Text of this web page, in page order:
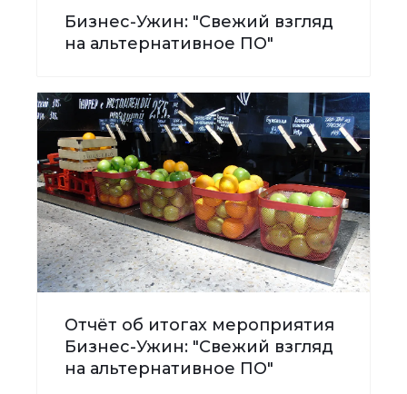
Бизнес-Ужин: "Свежий взгляд
на альтернативное ПО"
Отчёт об итогах мероприятия
Бизнес-Ужин: "Свежий взгляд
на альтернативное ПО"